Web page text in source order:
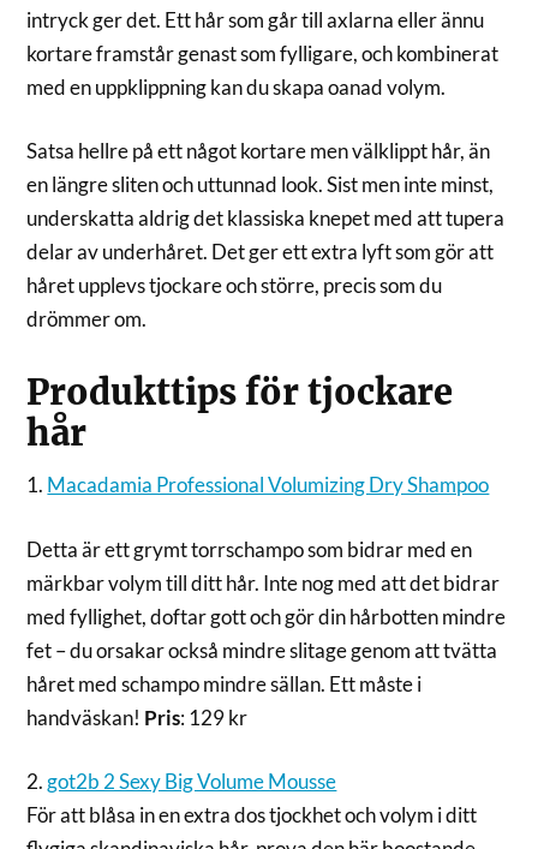
intryck ger det. Ett hår som går till axlarna eller ännu
kortare framstår genast som fylligare, och kombinerat
med en uppklippning kan du skapa oanad volym.
Satsa hellre på ett något kortare men välklippt hår, än
en längre sliten och uttunnad look. Sist men inte minst,
underskatta aldrig det klassiska knepet med att tupera
delar av underhåret. Det ger ett extra lyft som gör att
håret upplevs tjockare och större, precis som du
drömmer om.
Produkttips för tjockare
hår
1. Macadamia Professional Volumizing Dry Shampoo
Detta är ett grymt torrschampo som bidrar med en
märkbar volym till ditt hår. Inte nog med att det bidrar
med fyllighet, doftar gott och gör din hårbotten mindre
fet – du orsakar också mindre slitage genom att tvätta
håret med schampo mindre sällan. Ett måste i
handväskan! Pris: 129 kr
2. got2b 2 Sexy Big Volume Mousse
För att blåsa in en extra dos tjockhet och volym i ditt